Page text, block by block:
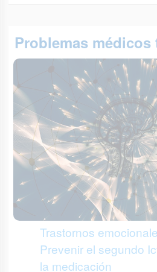
Problemas
Trastornos
Prevenir el segundo
la medicación